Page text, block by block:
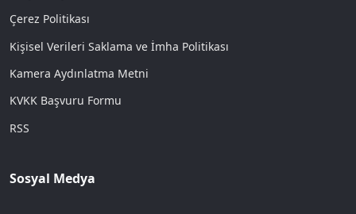
Çerez Politikası
Kişisel Verileri Saklama ve İmha Politikası
Kamera Aydınlatma Metni
KVKK Başvuru Formu
RSS
Sosyal Medya